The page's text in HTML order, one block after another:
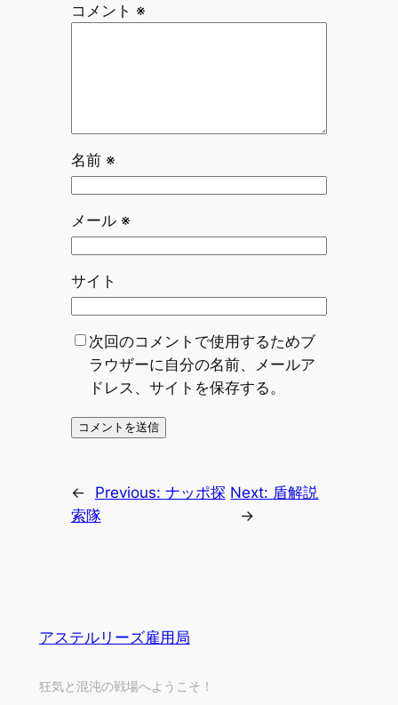
コメント ※
名前 ※
メール ※
サイト
次回のコメントで使用するためブ
ラウザーに自分の名前、メールア
ドレス、サイトを保存する。
← Previous: ナッポ探
索隊
Next: 盾解説
→
アステルリーズ雇用局
狂気と混沌の戦場へようこそ！